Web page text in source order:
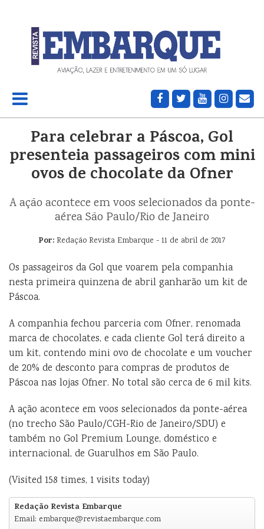
Para celebrar a Páscoa, Gol
presenteia passageiros com mini
ovos de chocolate da Ofner
A ação acontece em voos selecionados da ponte-
aérea São Paulo/Rio de Janeiro
Por: Redação Revista Embarque - 11 de abril de 2017
Os passageiros da Gol que voarem pela companhia
nesta primeira quinzena de abril ganharão um kit de
Páscoa.
A companhia fechou parceria com Ofner, renomada
marca de chocolates, e cada cliente Gol terá direito a
um kit, contendo mini ovo de chocolate e um voucher
de 20% de desconto para compras de produtos de
Páscoa nas lojas Ofner. No total são cerca de 6 mil kits.
A ação acontece em voos selecionados da ponte-aérea
(no trecho São Paulo/CGH-Rio de Janeiro/SDU) e
também no Gol Premium Lounge, doméstico e
internacional, de Guarulhos em São Paulo.
(Visited 158 times, 1 visits today)
Redação Revista Embarque
Email: embarque@revistaembarque.com